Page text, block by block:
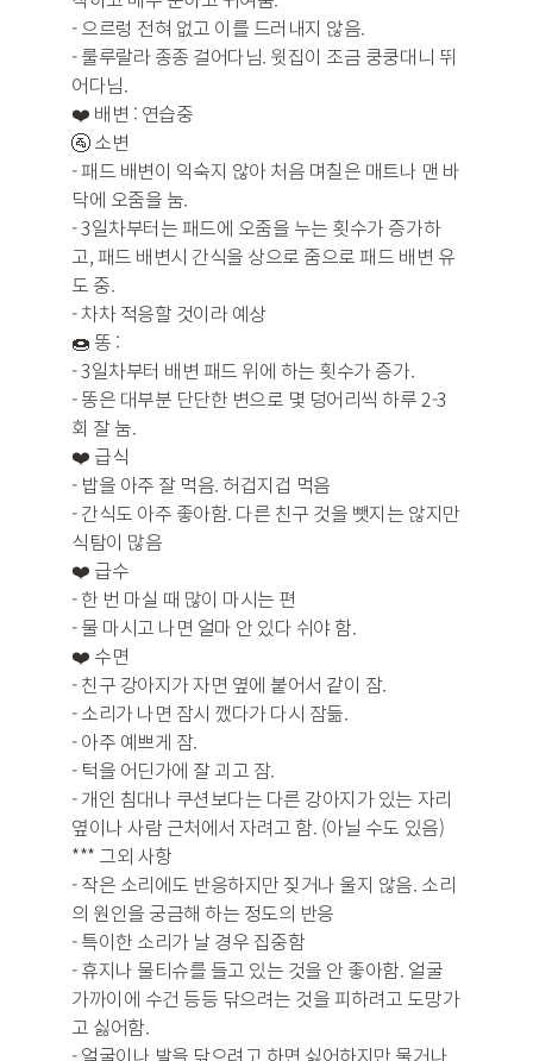
- 으르렁 전혀 없고 이를 드러내지 않음.
- 룰루랄라 종종 걸어다님. 윗집이 조금 쿵쿵대니 뛰
어다님.
❤️ 배변 : 연습중
🚰 소변
- 패드 배변이 익숙지 않아 처음 며칠은 매트나 맨 바
닥에 오줌을 눔.
- 3일차부터는 패드에 오줌을 누는 횟수가 증가하
고, 패드 배변시 간식을 상으로 줌으로 패드 배변 유
도 중.
- 차차 적응할 것이라 예상
🍩 똥 :
- 3일차부터 배변 패드 위에 하는 횟수가 증가.
- 똥은 대부분 단단한 변으로 몇 덩어리씩 하루 2-3
회 잘 눔.
❤️ 급식
- 밥을 아주 잘 먹음. 허겁지겁 먹음
- 간식도 아주 좋아함. 다른 친구 것을 뺏지는 않지만
식탐이 많음
❤️ 급수
- 한 번 마실 때 많이 마시는 편
- 물 마시고 나면 얼마 안 있다 쉬야 함.
❤️ 수면
- 친구 강아지가 자면 옆에 붙어서 같이 잠.
- 소리가 나면 잠시 깼다가 다시 잠듦.
- 아주 예쁘게 잠.
- 턱을 어딘가에 잘 괴고 잠.
- 개인 침대나 쿠션보다는 다른 강아지가 있는 자리
옆이나 사람 근처에서 자려고 함. (아닐 수도 있음)
*** 그외 사항
- 작은 소리에도 반응하지만 짖거나 울지 않음. 소리
의 원인을 궁금해 하는 정도의 반응
- 특이한 소리가 날 경우 집중함
- 휴지나 물티슈를 들고 있는 것을 안 좋아함. 얼굴
가까이에 수건 등등 닦으려는 것을 피하려고 도망가
고 싫어함.